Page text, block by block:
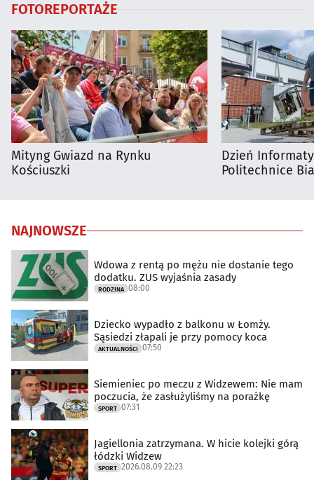
FOTOREPORTAŻE
Mityng Gwiazd na Rynku
Kościuszki
Dzień
Politechnice
NAJNOWSZE
Wdowa z rentą po mężu nie dostanie tego
dodatku. ZUS wyjaśnia zasady
RODZINA 08:00
Dziecko wypadło z balkonu w Łomży.
Sąsiedzi złapali je przy pomocy koca
AKTUALNOŚCI 07:50
Siemieniec po meczu z Widzewem: Nie mam
poczucia, że zasłużyliśmy na porażkę
SPORT 07:31
Jagiellonia zatrzymana. W hicie kolejki górą
łódzki Widzew
SPORT 2026.08.09 22:23